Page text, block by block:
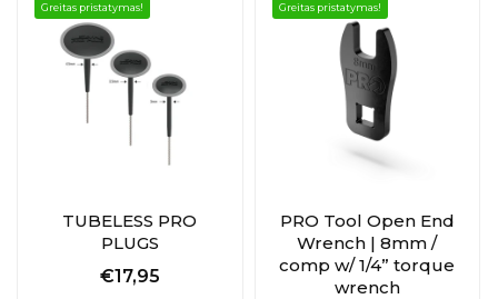
Greitas pristatymas!
TUBELESS PRO
PLUGS
€17,95
Greitas pristatymas!
PRO Tool Open End
Wrench | 8mm /
comp w/ 1/4” torque
wrench